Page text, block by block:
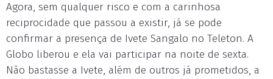
Agora, sem qualquer risco e com a carinhosa
reciprocidade que passou a existir, já se pode
confirmar a presença de Ivete Sangalo no Teleton. A
Globo liberou e ela vai participar na noite de sexta.
Não bastasse a Ivete, além de outros já prometidos, a